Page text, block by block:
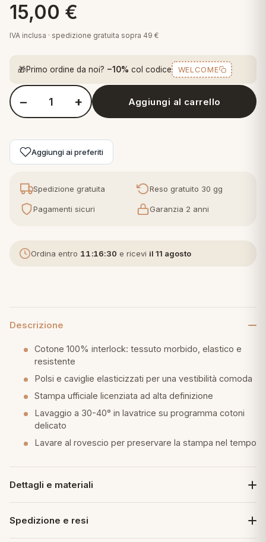
e Pigiami
arredo
arredo
Step
in fibra
in piuma d'oca
in piuma
Plaid Cartoons
Teli Mare Cartoons
Trapuntini Cartoons
15,00 €
IVA inclusa · spedizione gratuita sopra 49 €
🎁Primo ordine da noi? −10% col codice WELCOME
Quantità Milan T-shirt in Cotone Nero
− + Aggiungi al carrello
Aggiungi ai preferiti
Spedizione gratuita Reso gratuito 30 gg
Pagamenti sicuri Garanzia 2 anni
Ordina entro 11:16:29 e ricevi il 11 agosto
Descrizione
Cotone 100% interlock: tessuto morbido, elastico e
resistente
Polsi e caviglie elasticizzati per una vestibilità comoda
Stampa ufficiale licenziata ad alta definizione
Lavaggio a 30-40° in lavatrice su programma cotoni
delicato
Lavare al rovescio per preservare la stampa nel tempo
Dettagli e materiali
Spedizione e resi